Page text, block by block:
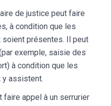
de justice peut faire
à condition que les
soient présentes. Il peut
exemple, saisie des
à condition que les
y assistent.
appel à un serrurier